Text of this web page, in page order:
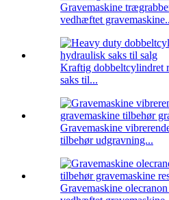
Gravemaskine
vedhæftet
Kraftig dobbeltcylindret
saks til...
Gravemaskine
tilbehør udgravning...
Gravemaskine